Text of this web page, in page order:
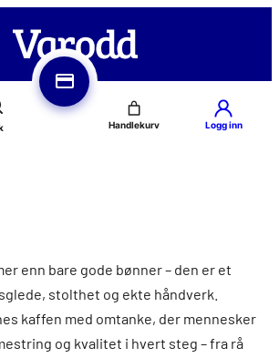
Logg inn
enn bare gode bønner – den er et
stolthet og ekte håndverk.
kaffen med omtanke, der mennesker
og kvalitet i hvert steg – fra rå